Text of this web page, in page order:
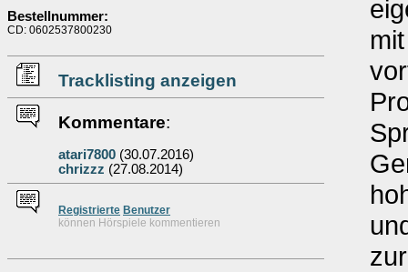
Bestellnummer:
CD: 0602537800230
Tracklisting anzeigen
Kommentare:
atari7800 (30.07.2016)
chrizzz (27.08.2014)
Registrierte Benutzer
können Hörspiele kommentieren